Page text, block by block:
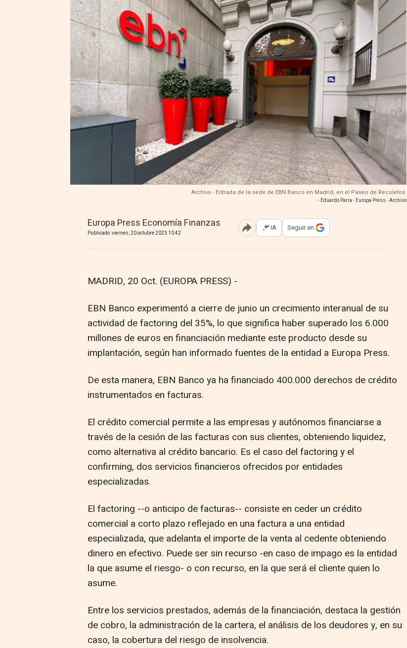
Archivo - Entrada de la sede de EBN Banco en Madrid, en el Paseo de Recoletos.
- Eduardo Parra - Europa Press - Archivo
Europa Press Economía Finanzas
Publicado: viernes, 20 octubre 2023 10:42 Abrir opciones para compartir
IA Seguir en
MADRID, 20 Oct. (EUROPA PRESS) -
EBN Banco experimentó a cierre de junio un crecimiento interanual de su
actividad de factoring del 35%, lo que significa haber superado los 6.000
millones de euros en financiación mediante este producto desde su
implantación, según han informado fuentes de la entidad a Europa Press.
De esta manera, EBN Banco ya ha financiado 400.000 derechos de crédito
instrumentados en facturas.
El crédito comercial permite a las empresas y autónomos financiarse a
través de la cesión de las facturas con sus clientes, obteniendo liquidez,
como alternativa al crédito bancario. Es el caso del factoring y el
confirming, dos servicios financieros ofrecidos por entidades
especializadas.
El factoring --o anticipo de facturas-- consiste en ceder un crédito
comercial a corto plazo reflejado en una factura a una entidad
especializada, que adelanta el importe de la venta al cedente obteniendo
dinero en efectivo. Puede ser sin recurso -en caso de impago es la entidad
la que asume el riesgo- o con recurso, en la que será el cliente quien lo
asume.
Entre los servicios prestados, además de la financiación, destaca la gestión
de cobro, la administración de la cartera, el análisis de los deudores y, en su
caso, la cobertura del riesgo de insolvencia.